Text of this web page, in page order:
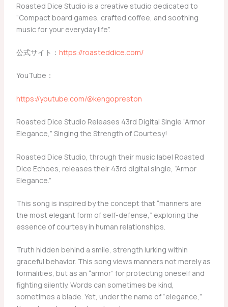
Roasted Dice Studio is a creative studio dedicated to
“Compact board games, crafted coffee, and soothing
music for your everyday life”.
公式サイト： https://roasteddice.com/
YouTube：
https://youtube.com/@kengopreston
Roasted Dice Studio Releases 43rd Digital Single “Armor
Elegance,” Singing the Strength of Courtesy!
Roasted Dice Studio, through their music label Roasted
Dice Echoes, releases their 43rd digital single, “Armor
Elegance.”
This song is inspired by the concept that “manners are
the most elegant form of self-defense,” exploring the
essence of courtesy in human relationships.
Truth hidden behind a smile, strength lurking within
graceful behavior. This song views manners not merely as
formalities, but as an “armor” for protecting oneself and
fighting silently. Words can sometimes be kind,
sometimes a blade. Yet, under the name of “elegance,”